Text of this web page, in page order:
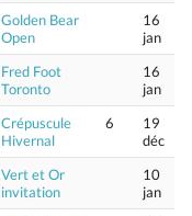
Golden Bear
Open
16
jan
Fred Foot
Toronto
16
jan
Crépuscule
Hivernal
6
19
déc
Vert et Or
invitation
10
jan